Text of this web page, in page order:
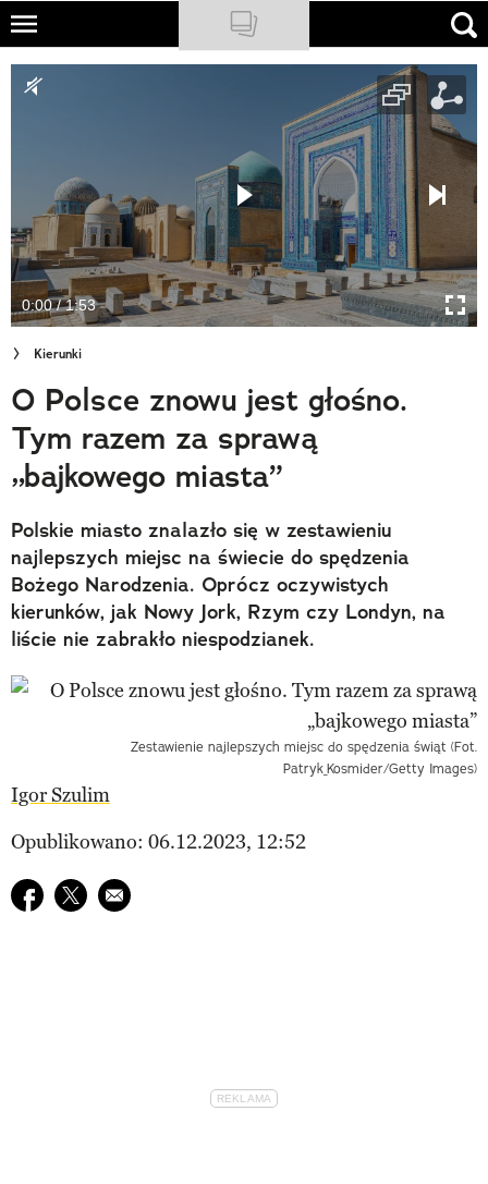
Skip
main
NATIONAL GEOGRAPHIC
Sklep
Newsletter
Cuda Polski
Wielki Konkurs Fotograficzny
Trendbook Podróżniczy
Polecane
0:00 / 1:53
Kierunki
O Polsce znowu jest głośno.
Tym razem za sprawą
„bajkowego miasta”
Polskie miasto znalazło się w zestawieniu
najlepszych miejsc na świecie do spędzenia
Bożego Narodzenia. Oprócz oczywistych
kierunków, jak Nowy Jork, Rzym czy Londyn, na
liście nie zabrakło niespodzianek.
Zestawienie najlepszych miejsc do spędzenia świąt (Fot.
Patryk_Kosmider/Getty Images)
Igor Szulim
Opublikowano: 06.12.2023, 12:52
Udostępnij na facebook
Udostępnij na twitter
E-mail do przyjaciela